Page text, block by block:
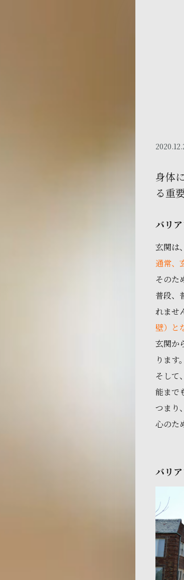
身体
る重
バリ
玄関は
通常、
そのた
普段、
れませ
壁）と
玄関か
ります。
そして
能まで
つまり
心のた
バリ